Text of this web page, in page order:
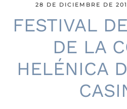
28 DE DICIEMBRE DE
FESTIVAL
DE LA
HELÉNICA